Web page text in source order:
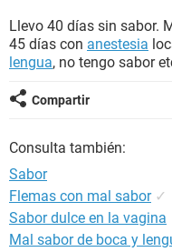
BIENESTAR
Llevo 40 días sin sabor.
45 días con anestesia
lengua, no tengo sabor
Compartir
Consulta también:
Sabor
Flemas con mal sabor ✓
Sabor dulce en la vagina
Mal sabor de boca y